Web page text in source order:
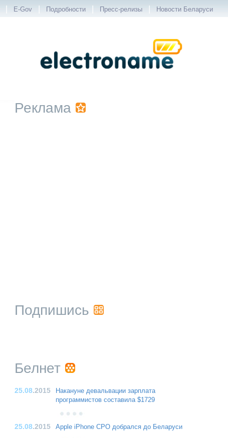
| E-Gov | Подробности | Пресс-релизы | Новости Беларуси
Реклама
Подпишись
Белнет
25.08.2015
Накануне девальвации зарплата
программистов составила $1729
25.08.2015 Apple iPhone CPO добрался до Беларуси